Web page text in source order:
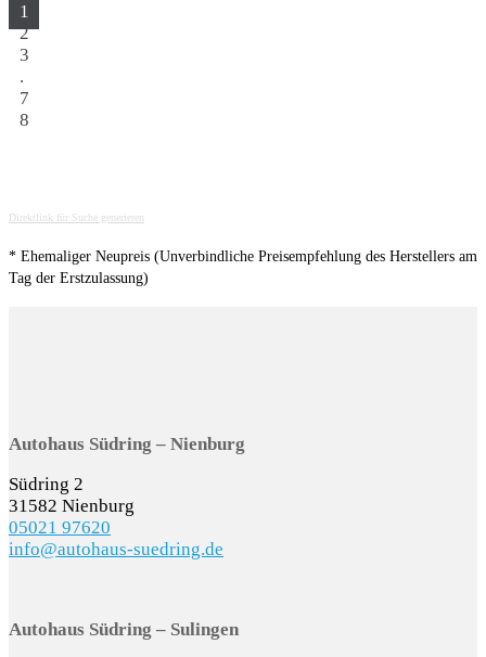
1
2
3
.
7
8
Direktlink für Suche generieren
* Ehemaliger Neupreis (Unverbindliche Preisempfehlung des Herstellers am
Tag der Erstzulassung)
Autohaus Südring – Nienburg
Südring 2
31582 Nienburg
05021 97620
info@autohaus-suedring.de
Autohaus Südring – Sulingen